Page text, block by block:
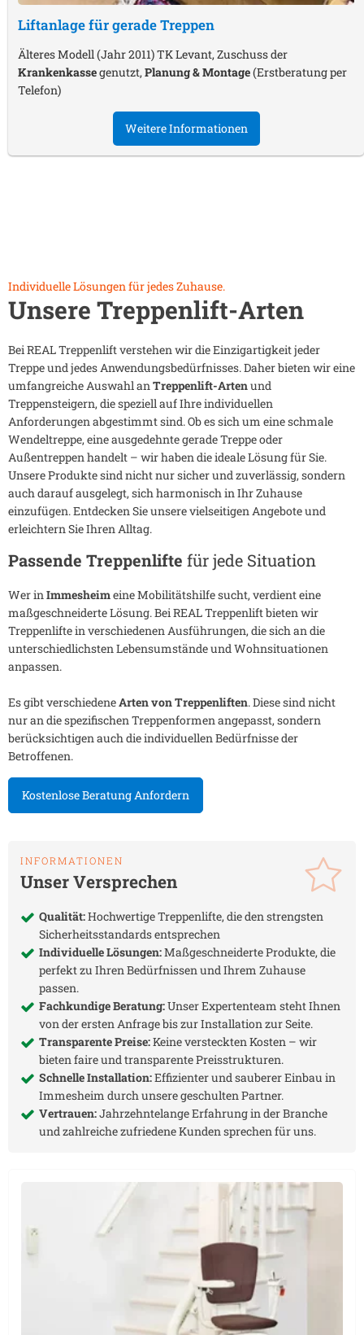
Liftanlage für gerade Treppen
Älteres Modell (Jahr 2011) TK Levant, Zuschuss der
Krankenkassegenutzt,Planung & Montage(Erstberatung per
Telefon)
Weitere Informationen
Individuelle Lösungen für jedes Zuhause.
Unsere Treppenlift-Arten
Bei REAL Treppenlift verstehen wir die Einzigartigkeit jeder
Treppe und jedes Anwendungsbedürfnisses. Daher bieten wir eine
umfangreiche Auswahl anTreppenlift-Artenund
Treppensteigern, die speziell auf Ihre individuellen
Anforderungen abgestimmt sind. Ob es sich um eine schmale
Wendeltreppe, eine ausgedehnte gerade Treppe oder
Außentreppen handelt – wir haben die ideale Lösung für Sie.
Unsere Produkte sind nicht nur sicher und zuverlässig, sondern
auch darauf ausgelegt, sich harmonisch in Ihr Zuhause
einzufügen. Entdecken Sie unsere vielseitigen Angebote und
erleichtern Sie Ihren Alltag.
Passende Treppenlifte für jede Situation
Wer inImmesheimeine Mobilitätshilfe sucht, verdient eine
maßgeschneiderte Lösung. Bei REAL Treppenlift bieten wir
Treppenlifte in verschiedenen Ausführungen, die sich an die
unterschiedlichsten Lebensumstände und Wohnsituationen
anpassen.
Es gibt verschiedeneArten von Treppenliften. Diese sind nicht
nur an die spezifischen Treppenformen angepasst, sondern
berücksichtigen auch die individuellen Bedürfnisse der
Betroffenen.
Kostenlose Beratung Anfordern
INFORMATIONEN
Unser Versprechen
Qualität:Hochwertige Treppenlifte, die den strengsten
Sicherheitsstandards entsprechen
Individuelle Lösungen:Maßgeschneiderte Produkte, die
perfekt zu Ihren Bedürfnissen und Ihrem Zuhause
passen.
Fachkundige Beratung:Unser Expertenteam steht Ihnen
von der ersten Anfrage bis zur Installation zur Seite.
Transparente Preise:Keine versteckten Kosten – wir
bieten faire und transparente Preisstrukturen.
Schnelle Installation:Effizienter und sauberer Einbau in
Immesheim durch unsere geschulten Partner.
Vertrauen:Jahrzehntelange Erfahrung in der Branche
und zahlreiche zufriedene Kunden sprechen für uns.